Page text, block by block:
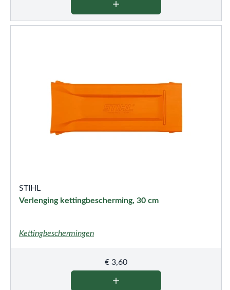
STIHL
Verlenging kettingbescherming, 30 cm
Kettingbeschermingen
€ 3,60